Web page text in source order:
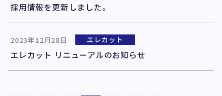
採用情報を更新しました。
2023年12月28日 エレカット
エレカット リニューアルのお知らせ